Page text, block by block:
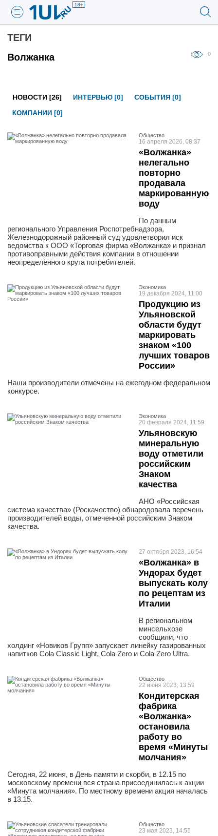
18+
ТЕГИ
Волжанка
0
НОВОСТИ [26] ИНТЕРВЬЮ [0]
СОБЫТИЯ [0]
КОМПАНИИ [0]
Общество
16 апреля 2026, 08:37
«Волжанка»
нелегально
повторно
продавала
маркированную
воду
По данным
регионального Управления Роспотребнадзора,
Железнодорожный районный суд удовлетворил иск
ведомства к ООО «Торговая фирма «Волжанка» и признал
противоправными действия компании в отношении
неопределённого круга потребителей.
Экономика
19 декабря 2024, 11:00
Продукцию из
Ульяновской
области будут
маркировать
знаком «100
лучших товаров
России»
Наши производители отмечены на ежегодном федеральном
конкурсе.
Экономика
20 февраля 2024, 11:59
Ульяновскую
минеральную
воду отметили
российским
Знаком
качества
АНО «Российская
система качества» (Роскачество) обнародовала перечень
производителей воды, отмеченной российским Знаком
качества.
27 октября 2023, 16:54
«Волжанка» в
Ундорах будет
выпускать колу
по рецептам из
Италии
В региональном
минсельхозе
сообщили, что
холдинг «Новиков Групп» запускает линейку газированных
напитков Cola Сlassic Light, Cola Zero и Cola Zero Ultra.
Общество
22 июня 2023, 13:59
Кондитерская
фабрика
«Волжанка»
остановила
работу во
время «Минуты
молчания»
Сегодня, 22 июня, в День памяти и скорби, в 12.15 по
московскому времени вся страна присоединилась к акции
«Минута молчания». По местному времени акция началась
в 13.15.
Общество
23 мая 2023, 14:55